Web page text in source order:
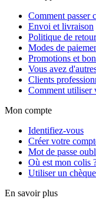
Comment passer
Envoi et livraison
Politique de retour
Modes de
Promotions et
Vous avez
Clients
Comment utiliser
Mon compte
Identifiez-vous
Créer votre
Mot de passe
Où est mon colis
Utiliser un
En savoir plus